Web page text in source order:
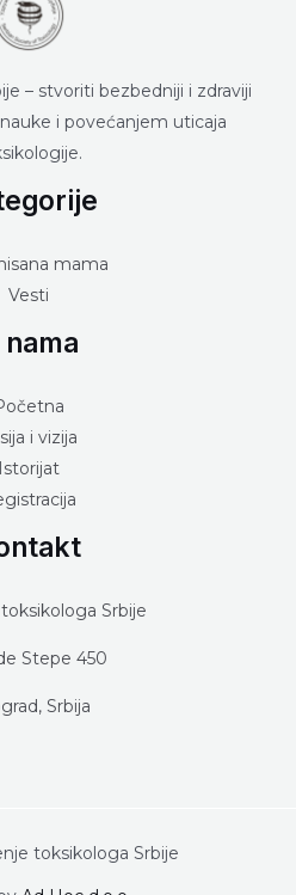
– stvoriti bezbedniji i zdraviji
i povećanjem uticaja
mama
Vesti
nama
i vizija
Istorijat
Srbije
Stepe 450
Srbija
toksikologa Srbije